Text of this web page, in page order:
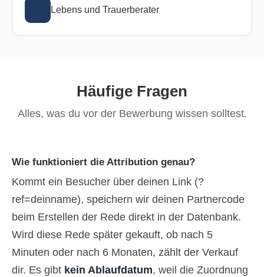
Lebens und Trauerberater
Häufige Fragen
Alles, was du vor der Bewerbung wissen solltest.
Wie funktioniert die Attribution genau?
Kommt ein Besucher über deinen Link (?
ref=deinname), speichern wir deinen Partnercode
beim Erstellen der Rede direkt in der Datenbank.
Wird diese Rede später gekauft, ob nach 5
Minuten oder nach 6 Monaten, zählt der Verkauf
dir. Es gibt kein Ablaufdatum, weil die Zuordnung